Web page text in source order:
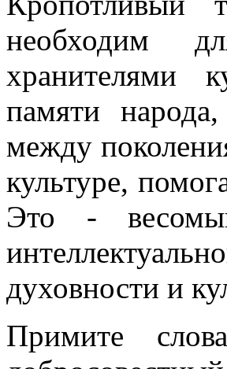
необходим
хранителями
памяти
между
культуре,
Это -
духовности и
Примите